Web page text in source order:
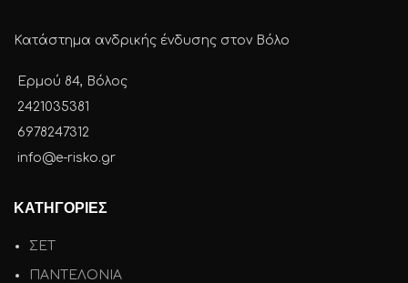
Κατάστημα ανδρικής ένδυσης στον Βόλο
Ερμού 84, Βόλος
2421035381
6978247312
info@e-risko.gr
ΚΑΤΗΓΟΡΙΕΣ
ΣΕΤ
ΠΑΝΤΕΛΟΝΙΑ